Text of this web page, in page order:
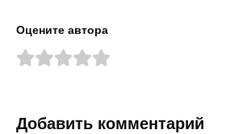
Оцените автора
Добавить комментарий